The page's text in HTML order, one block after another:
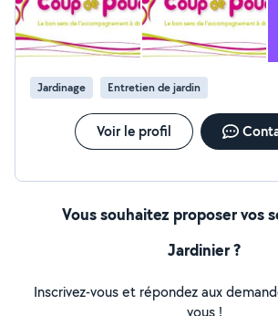
Jardinage Entretien de jardin
Voir le profil
Vous souhaitez proposer vos
Jardinier ?
Inscrivez-vous et répondez aux
vous !